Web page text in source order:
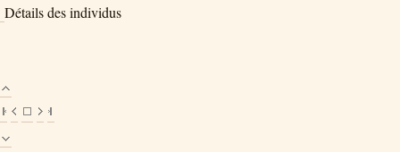
Détails des individus